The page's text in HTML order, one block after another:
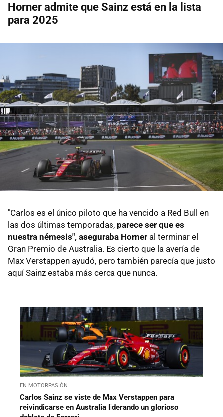
Horner admite que Sainz está en la lista
para 2025
"Carlos es el único piloto que ha vencido a Red Bull en
las dos últimas temporadas, parece ser que es
nuestra némesis", aseguraba Horner al terminar el
Gran Premio de Australia. Es cierto que la avería de
Max Verstappen ayudó, pero también parecía que justo
aquí Sainz estaba más cerca que nunca.
EN MOTORPASIÓN
Carlos Sainz se viste de Max Verstappen para
reivindicarse en Australia liderando un glorioso